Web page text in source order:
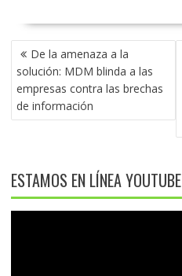
NAVEGACIÓN
DE
ENTRADAS
De la amenaza a la
solución: MDM blinda a las
empresas contra las brechas
de información
ESTAMOS EN LÍNEA YOUTUBE